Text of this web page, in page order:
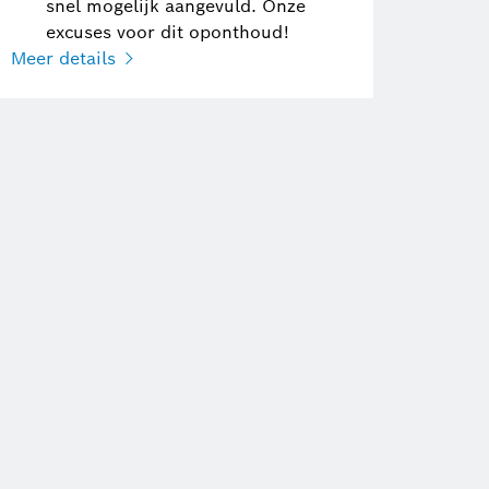
snel mogelijk aangevuld. Onze
excuses voor dit oponthoud!
Meer details